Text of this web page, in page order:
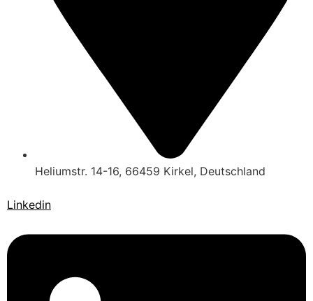
Heliumstr. 14-16, 66459 Kirkel, Deutschland
Linkedin